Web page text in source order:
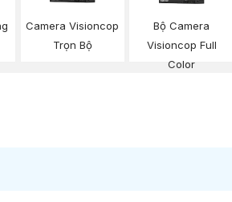
Camera Visioncop
Trọn Bộ
Bộ Camera
Visioncop Full
Color